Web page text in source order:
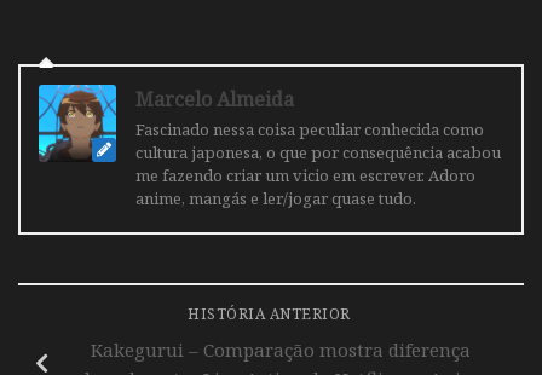
Marcelo Almeida
Fascinado nessa coisa peculiar conhecida como
cultura japonesa, o que por consequência acabou
me fazendo criar um vicio em escrever. Adoro
anime, mangás e ler/jogar quase tudo.
HISTÓRIA ANTERIOR
Kakegurui – Comparação mostra diferença